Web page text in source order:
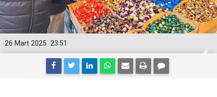
23:51
26 Mart 2025